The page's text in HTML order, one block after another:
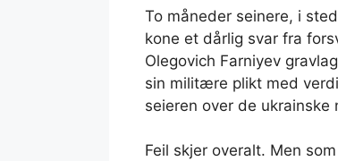
To måneder seinere, i
kone et dårlig svar fra
Olegovich Farniyev
sin militære plikt med
seieren over de ukrainske
Feil skjer overalt. Men